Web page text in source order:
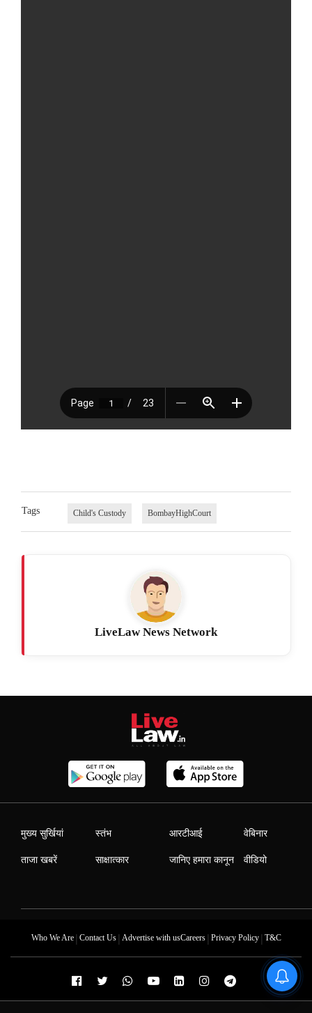
Tags Child's Custody BombayHighCourt
LiveLaw News Network
मुख्य सुर्खियां
ताजा खबरें
स्तंभ
साक्षात्कार
आरटीआई
जानिए हमारा कानून
वेबिनार
वीडियो
Who We Are| Contact Us| Advertise with usCareers| Privacy Policy| T&C